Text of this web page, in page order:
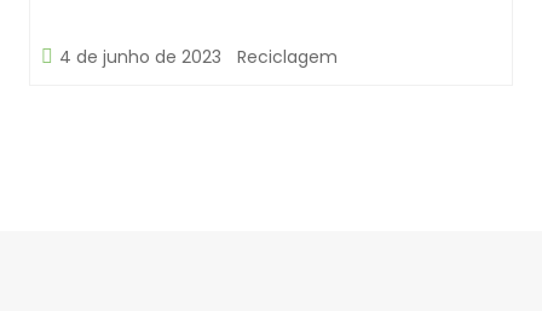
4 de junho de 2023 Reciclagem